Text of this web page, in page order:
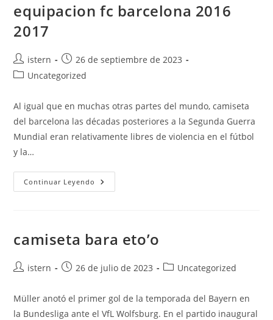
equipacion fc barcelona 2016
2017
Autor
de
istern
Publicación
de
26 de septiembre de 2023
Categoría
la
entrada:
Uncategorized
Al igual que en muchas otras partes del mundo, camiseta
del barcelona las décadas posteriores a la Segunda Guerra
Mundial eran relativamente libres de violencia en el fútbol
y la…
Continuar Leyendo Equipacion
Fc
camiseta bara eto’o
Autor
la
entrada:
istern
Publicación
la
entrada:
26 de julio de 2023
Categoría
entrada:
Uncategorized
Müller anotó el primer gol de la temporada del Bayern en
la Bundesliga ante el VfL Wolfsburg. En el partido inaugural